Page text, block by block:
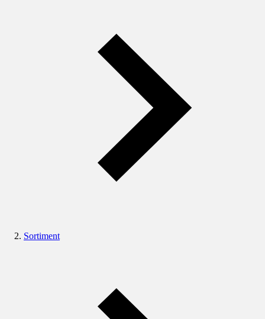
Sortiment